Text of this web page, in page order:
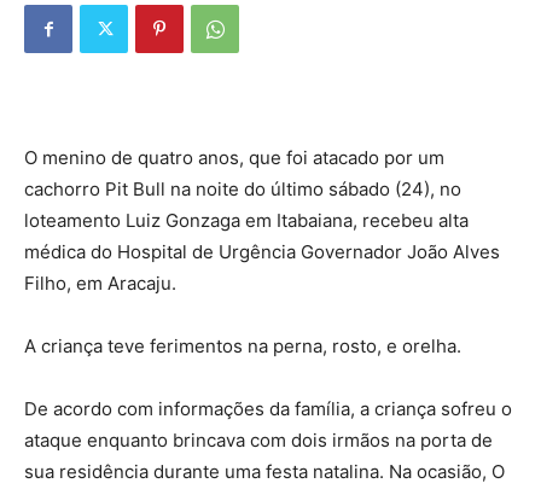
O menino de quatro anos, que foi atacado por um
cachorro Pit Bull na noite do último sábado (24), no
loteamento Luiz Gonzaga em Itabaiana, recebeu alta
médica do Hospital de Urgência Governador João Alves
Filho, em Aracaju.
A criança teve ferimentos na perna, rosto, e orelha.
De acordo com informações da família, a criança sofreu o
ataque enquanto brincava com dois irmãos na porta de
sua residência durante uma festa natalina. Na ocasião, O